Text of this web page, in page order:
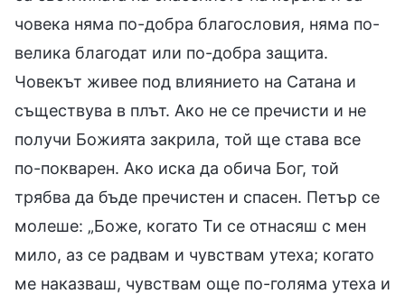
човека няма по-добра благословия, няма по-
велика благодат или по-добра защита.
Човекът живее под влиянието на Сатана и
съществува в плът. Ако не се пречисти и не
получи Божията закрила, той ще става все
по-покварен. Ако иска да обича Бог, той
трябва да бъде пречистен и спасен. Петър се
молеше: „Боже, когато Ти се отнасяш с мен
мило, аз се радвам и чувствам утеха; когато
ме наказваш, чувствам още по-голяма утеха и